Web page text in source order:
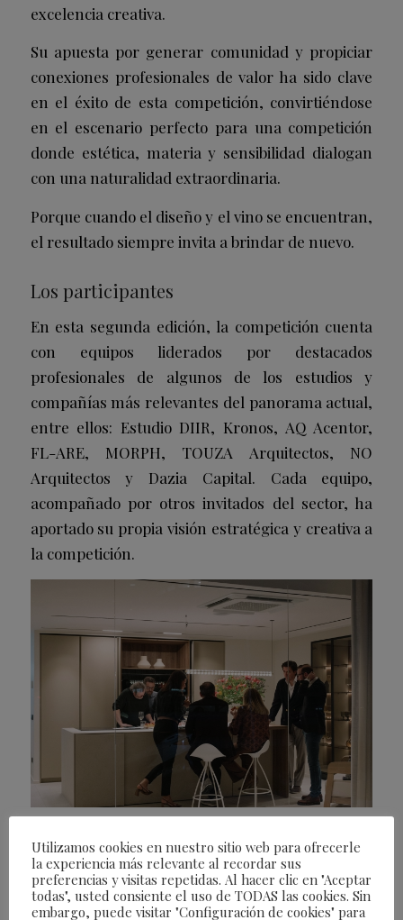
excelencia creativa.
Su apuesta por generar comunidad y propiciar
conexiones profesionales de valor ha sido clave
en el éxito de esta competición, convirtiéndose
en el escenario perfecto para una competición
donde estética, materia y sensibilidad dialogan
con una naturalidad extraordinaria.
Porque cuando el diseño y el vino se encuentran,
el resultado siempre invita a brindar de nuevo.
Los participantes
En esta segunda edición, la competición cuenta
con equipos liderados por destacados
profesionales de algunos de los estudios y
compañías más relevantes del panorama actual,
entre ellos: Estudio DIIR, Kronos, AQ Acentor,
FL-ARE, MORPH, TOUZA Arquitectos, NO
Arquitectos y Dazia Capital. Cada equipo,
acompañado por otros invitados del sector, ha
aportado su propia visión estratégica y creativa a
la competición.
Una segunda edición que recoge el
legado del primer campeonato
La Champions Design Wine nació en 2024
Utilizamos cookies en nuestro sitio web para ofrecerle
la experiencia más relevante al recordar sus
preferencias y visitas repetidas. Al hacer clic en "Aceptar
todas", usted consiente el uso de TODAS las cookies. Sin
embargo, puede visitar "Configuración de cookies" para